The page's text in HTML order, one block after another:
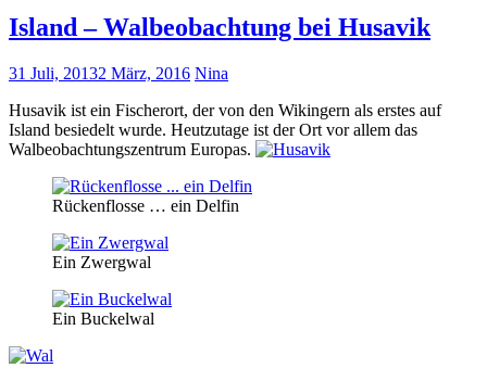
Island – Walbeobachtung bei Husavik
31 Juli, 20132 März, 2016 Nina
Husavik ist ein Fischerort, der von den Wikingern als erstes auf
Island besiedelt wurde. Heutzutage ist der Ort vor allem das
Walbeobachtungszentrum Europas.
Rückenflosse … ein Delfin
Ein Zwergwal
Ein Buckelwal